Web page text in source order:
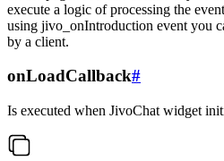
execute a logic of processing the
using jivo_onIntroduction event you
by a client.
onLoadCallback#
Is executed when JivoChat widget